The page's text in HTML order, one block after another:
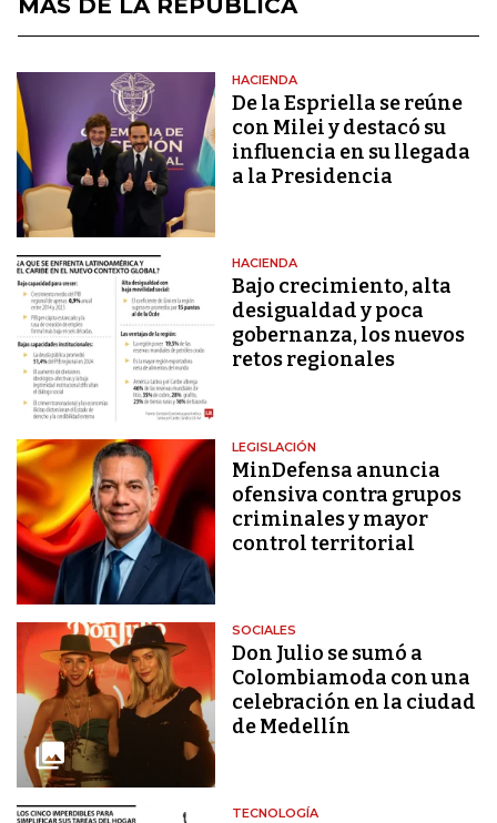
MÁS DE LA REPÚBLICA
HACIENDA
De la Espriella se reúne
con Milei y destacó su
influencia en su llegada
a la Presidencia
HACIENDA
Bajo crecimiento, alta
desigualdad y poca
gobernanza, los nuevos
retos regionales
LEGISLACIÓN
MinDefensa anuncia
ofensiva contra grupos
criminales y mayor
control territorial
SOCIALES
Don Julio se sumó a
Colombiamoda con una
celebración en la ciudad
de Medellín
TECNOLOGÍA